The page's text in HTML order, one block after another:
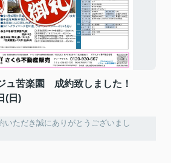
ュ苦楽園 成約致しました！
(日)
いただき誠にありがとうございまし